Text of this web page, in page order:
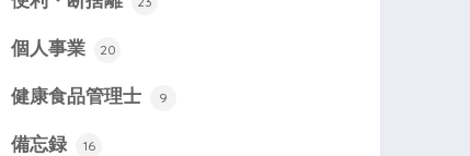
個人事業 20
健康食品管理士 9
備忘録 16